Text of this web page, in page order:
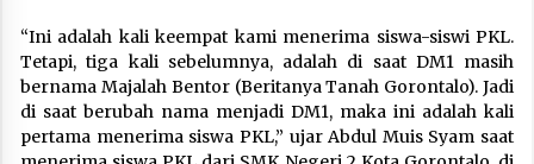
“Ini adalah kali keempat kami menerima siswa-siswi PKL.
Tetapi, tiga kali sebelumnya, adalah di saat DM1 masih
bernama Majalah Bentor (Beritanya Tanah Gorontalo). Jadi
di saat berubah nama menjadi DM1, maka ini adalah kali
pertama menerima siswa PKL,” ujar Abdul Muis Syam saat